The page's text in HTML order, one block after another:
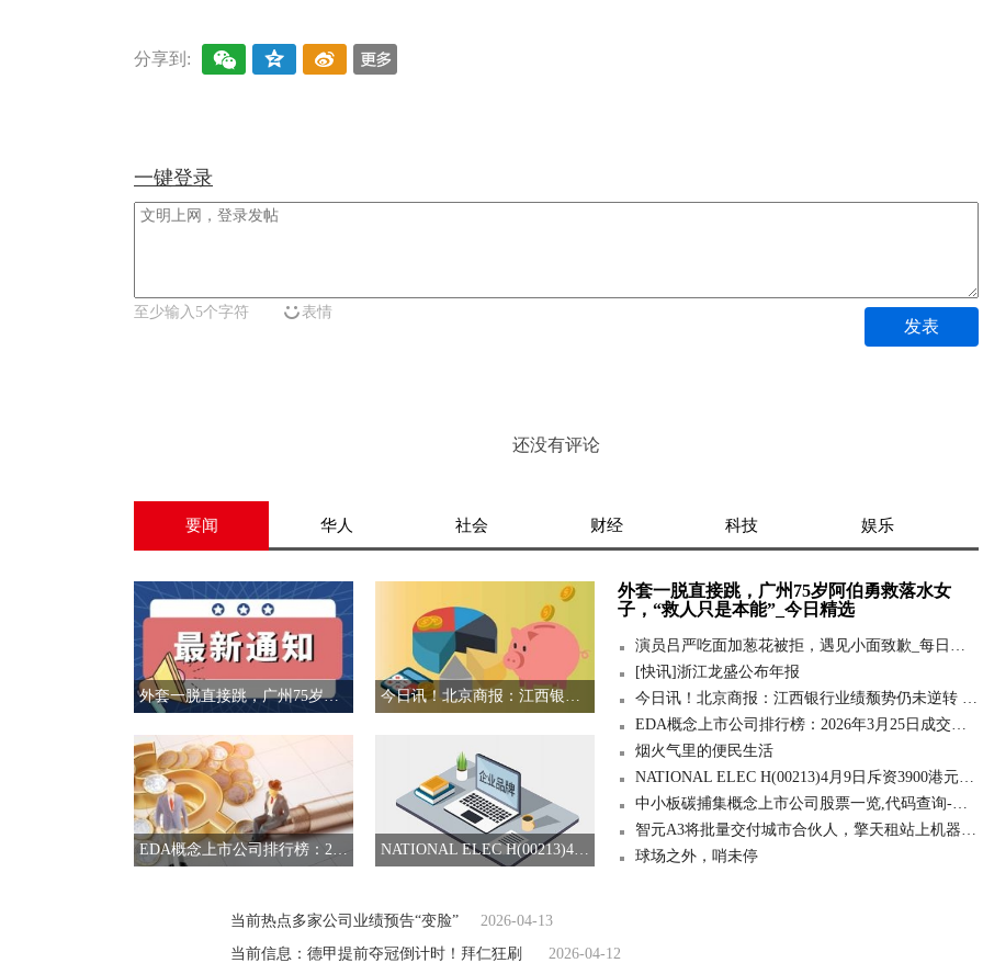
分享到:
一键登录
至少输入5个字符 表情
发表
还没有评论
要闻 华人 社会 财经 科技 娱乐
外套一脱直接跳，广州75岁阿伯勇救落水女子，“救人只是本能”_今日精选 今日讯！北京商报：江西银行业绩颓势仍未逆转 营收去年下滑22%
EDA概念上市公司排行榜：2026年3月25日成交额前10名单 今日热门 NATIONAL ELEC H(00213)4月9日斥资3900港元回购1万股
外套一脱直接跳，广州75岁阿伯勇救落水女
子，“救人只是本能”_今日精选
演员吕严吃面加葱花被拒，遇见小面致歉_每日热议
[快讯]浙江龙盛公布年报
今日讯！北京商报：江西银行业绩颓势仍未逆转 营收去年下滑22%
EDA概念上市公司排行榜：2026年3月25日成交额前10名单 今日热门
烟火气里的便民生活
NATIONAL ELEC H(00213)4月9日斥资3900港元回购1万股
中小板碳捕集概念上市公司股票一览,代码查询-最资讯
智元A3将批量交付城市合伙人，擎天租站上机器人新品商业化前台|今日观点
球场之外，哨未停
当前热点多家公司业绩预告“变脸”
2026-04-13
当前信息：德甲提前夺冠倒计时！拜仁狂刷
2026-04-12